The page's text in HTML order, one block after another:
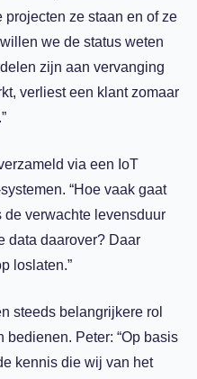
ze staan en of ze
we de status weten
zijn aan vervanging
verliest een klant zomaar
via een IoT
“Hoe vaak gaat
de verwachte levensduur
data daarover? Daar
loslaten.”
steeds belangrijkere rol
bedienen. Peter: “Op basis
kennis die wij van het